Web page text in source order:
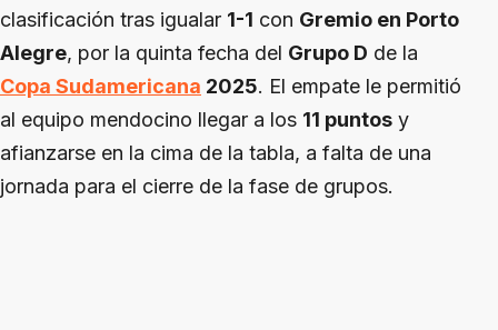
clasificación tras igualar 1-1 con Gremio en Porto
Alegre, por la quinta fecha del Grupo D de la
Copa Sudamericana 2025. El empate le permitió
al equipo mendocino llegar a los 11 puntos y
afianzarse en la cima de la tabla, a falta de una
jornada para el cierre de la fase de grupos.